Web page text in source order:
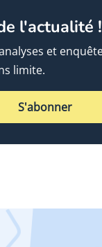
l'actualité !
et
limite.
S'abonner